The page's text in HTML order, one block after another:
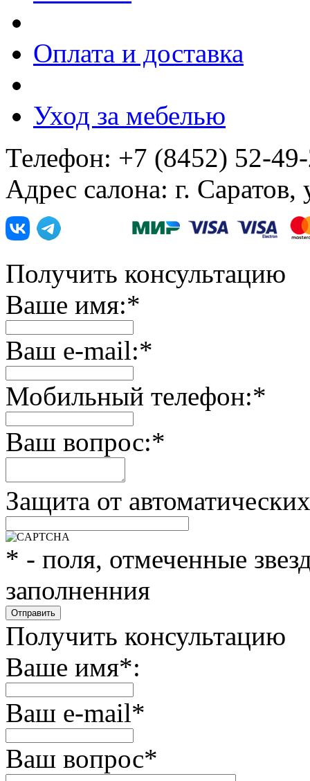
Оплата и доставка
Уход за мебелью
Телефон: +7 (8452) 52-
Адрес салона: г. Саратов,
Получить консультацию
Ваше имя:*
Ваш e-mail:*
Мобильный телефон:*
Ваш вопрос:*
Защита от
* - поля, отмеченные
заполненния
Получить консультацию
Ваше имя*:
Ваш e-mail*
Ваш вопрос*